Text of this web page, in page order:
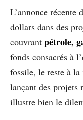
L’annonce récente
dollars dans des
couvrant pétrole,
fonds consacrés à
fossile, le reste à
lançant des projets
illustre bien le